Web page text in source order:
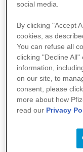
Kullanım
social media.
By clicking "Accept
cookies, as
You can refuse all
clicking "Decline
information,
on our site, to
consent, please
more about how
read our Privacy